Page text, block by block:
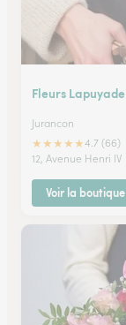
Fleurs Lapuyade
Jurancon
★★★★★4.7 (66)
12, Avenue Henri IV
Voir la boutique